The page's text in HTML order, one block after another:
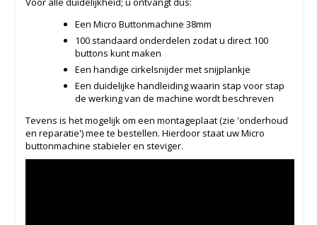
Een Micro Buttonmachine 38mm
100 standaard onderdelen zodat u direct 100
buttons kunt maken
Een handige cirkelsnijder met snijplankje
Een duidelijke handleiding waarin stap voor stap
de werking van de machine wordt beschreven
Tevens is het mogelijk om een montageplaat (zie 'onderhoud
en reparatie') mee te bestellen. Hierdoor staat uw Micro
buttonmachine stabieler en steviger.